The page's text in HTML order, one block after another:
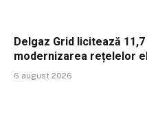
Delgaz Grid licitează
modernizarea rețelelor
6 august 2026